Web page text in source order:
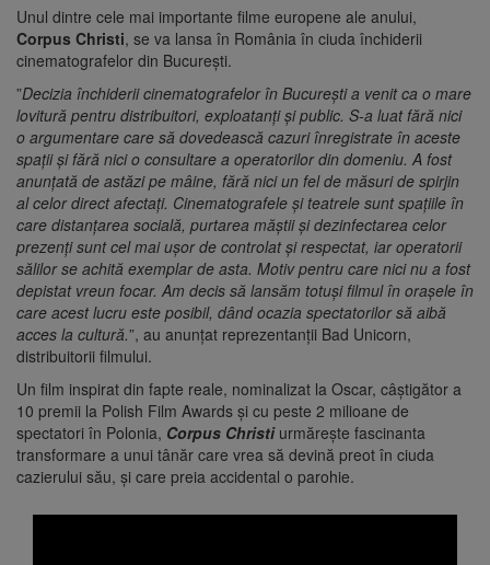
Unul dintre cele mai importante filme europene ale anului,
Corpus Christi, se va lansa în România în ciuda închiderii
cinematografelor din București.
”Decizia închiderii cinematografelor în București a venit ca o mare
lovitură pentru distribuitori, exploatanți și public. S-a luat fără nici
o argumentare care să dovedească cazuri înregistrate în aceste
spații și fără nici o consultare a operatorilor din domeniu. A fost
anunțată de astăzi pe mâine, fără nici un fel de măsuri de spirjin
al celor direct afectați. Cinematografele și teatrele sunt spațiile în
care distanțarea socială, purtarea măștii și dezinfectarea celor
prezenți sunt cel mai ușor de controlat și respectat, iar operatorii
sălilor se achită exemplar de asta. Motiv pentru care nici nu a fost
depistat vreun focar. Am decis să lansăm totuși filmul în orașele în
care acest lucru este posibil, dând ocazia spectatorilor să aibă
acces la cultură.”, au anunțat reprezentanții Bad Unicorn,
distribuitorii filmului.
Un film inspirat din fapte reale, nominalizat la Oscar, câștigător a
10 premii la Polish Film Awards și cu peste 2 milioane de
spectatori în Polonia, Corpus Christiurmărește fascinanta
transformare a unui tânăr care vrea să devină preot în ciuda
cazierului său, și care preia accidental o parohie.